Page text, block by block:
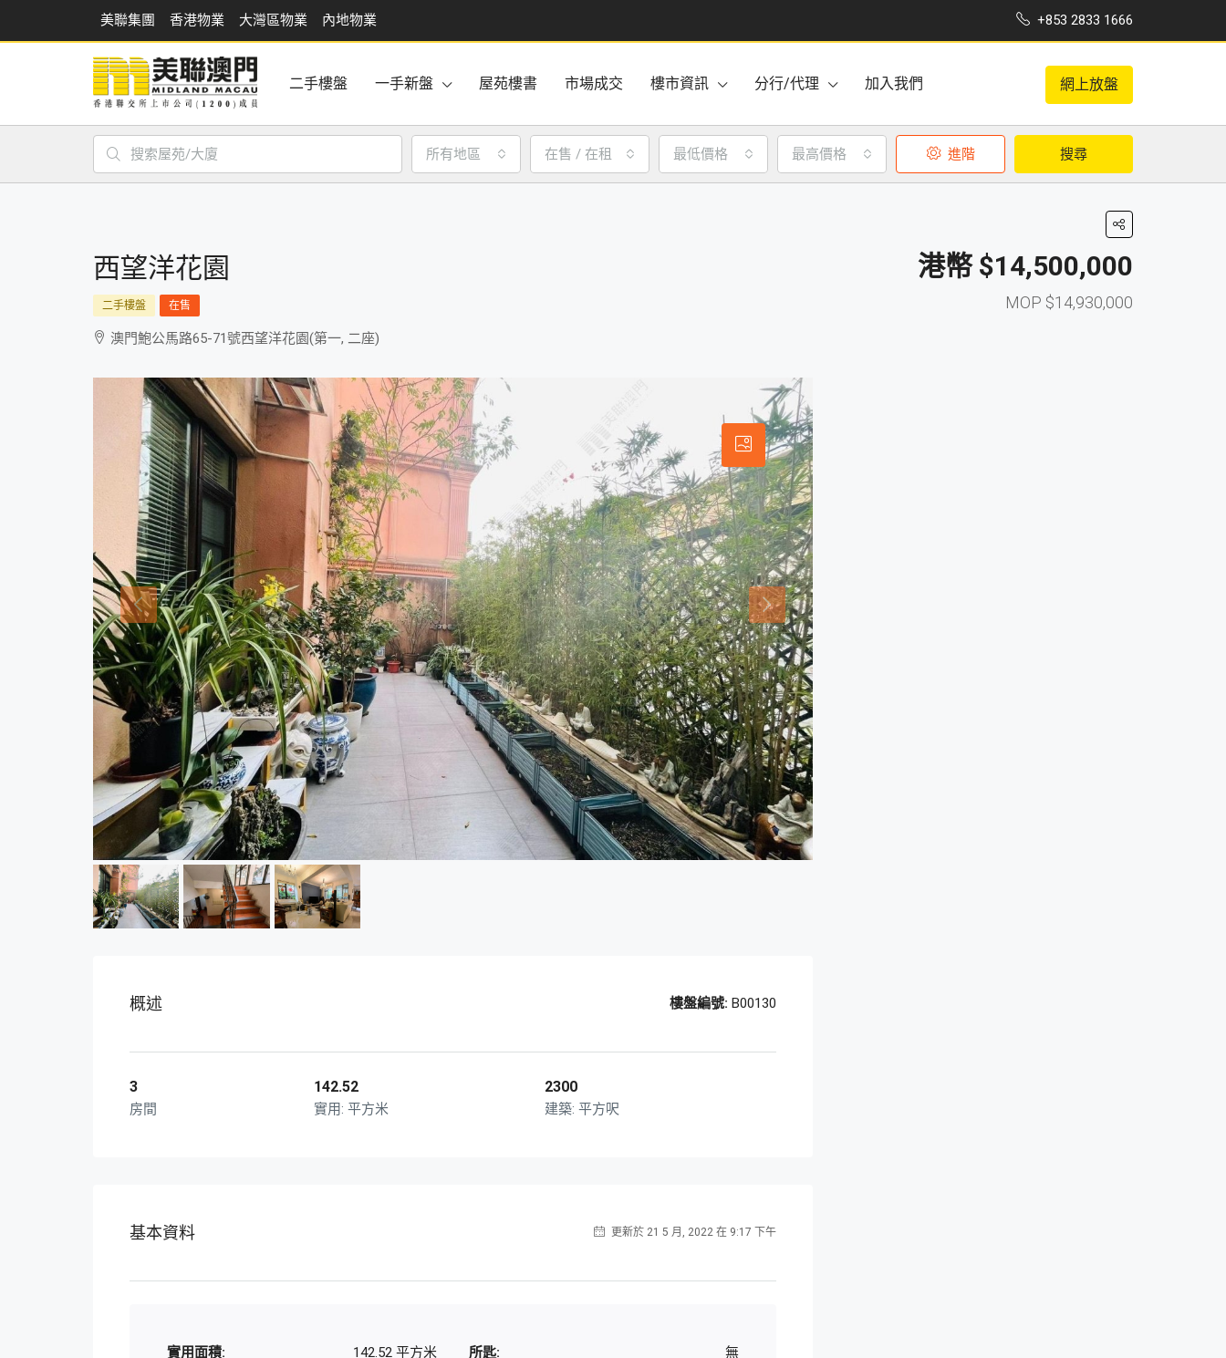
美聯集團 香港物業 大灣區物業 內地物業 +853 2833 1666
二手樓盤 一手新盤 屋苑樓書 市場成交 樓市資訊 分行/代理 加入我們 網上放盤
所有地區 在售 / 在租 最低價格 最高價格 進階 搜尋
西望洋花園 $14,500,000
$14,930,000
二手樓盤 在售
澳門鮑公馬路65-71號西望洋花園(第一, 二座)
概述 樓盤編號: B00130
3
房間
142.52
平方米
2300
平方呎
基本資料 更新於 21 5 月, 2022 在 9:17 下午
實用面積: 142.52 平方米 所匙: 無